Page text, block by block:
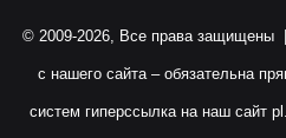
© 2009-2026, Все права защищены
с нашего сайта – обязательна
систем гиперссылка на наш сайт